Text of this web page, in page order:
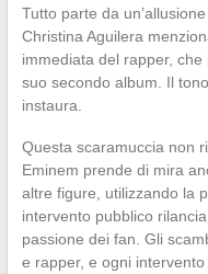
Tutto parte da
Christina Aguilera
immediata del rapper,
suo secondo album. Il
instaura.
Questa scaramuccia non
Eminem prende di mira
altre figure, utilizzando la
intervento pubblico
passione dei fan. Gli
e rapper, e ogni